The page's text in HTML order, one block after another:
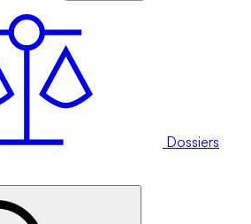
Dossiers